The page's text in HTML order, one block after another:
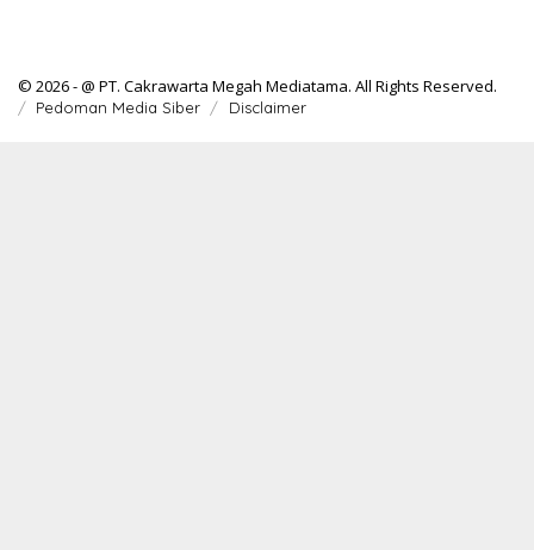
© 2026 - @ PT. Cakrawarta Megah Mediatama. All Rights Reserved.
Pedoman Media Siber Disclaimer